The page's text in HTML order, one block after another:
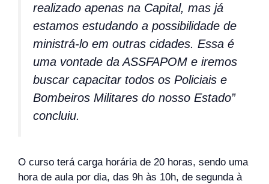
realizado apenas na Capital, mas já
estamos estudando a possibilidade de
ministrá-lo em outras cidades. Essa é
uma vontade da ASSFAPOM e iremos
buscar capacitar todos os Policiais e
Bombeiros Militares do nosso Estado”
concluiu.
O curso terá carga horária de 20 horas, sendo uma
hora de aula por dia, das 9h às 10h, de segunda à